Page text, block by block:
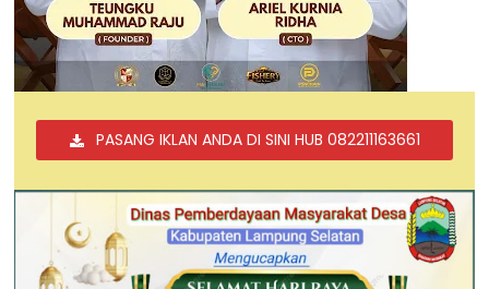
PASANG IKLAN ANDA DI SINI HUB 082211163661